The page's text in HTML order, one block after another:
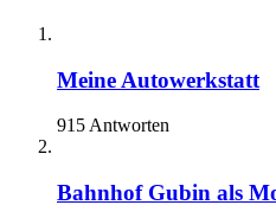
Meine Autowerkstatt
915 Antworten
Bahnhof Gubin als